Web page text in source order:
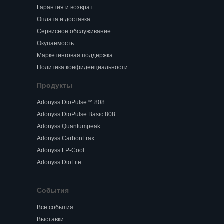
Все события
Выставки
События
Гарантия и возврат
Оплата и доставка
Сервисное обслуживание
Окупаемость
Маркетинговая поддержка
Политика конфиденциальности
Adonyss DioPulse™ 808
Adonyss DioPulse Basic 808
Adonyss Quantumpeak
Adonyss CarbonFrax
Adonyss LP-Cool
Adonyss DioLite
Продукты